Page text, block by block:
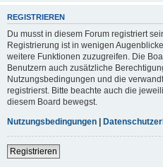
REGISTRIEREN
Du musst in diesem Forum registriert
Registrierung ist in wenigen
weitere Funktionen zuzugreifen. Die
Benutzern auch zusätzliche
Nutzungsbedingungen und die
registrierst. Bitte beachte auch die
diesem Board bewegst.
Nutzungsbedingungen |
Registrieren